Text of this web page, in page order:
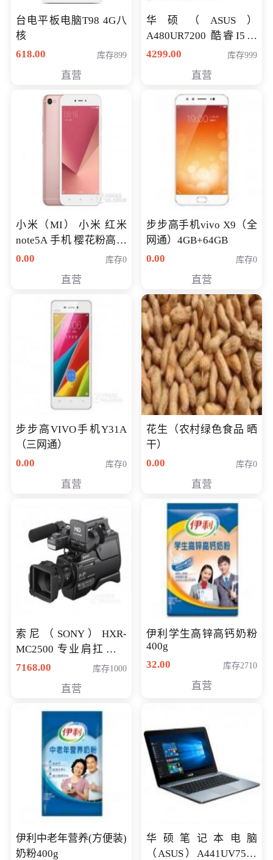
台电平板电脑T98 4G八
核
618.00
库存899
直营
华硕（ASUS）
A480UR7200 酷睿I5超
薄学生办公游戏独显笔
NV930-2G独
4299.00 库存999
直营
小米（MI） 小米 红米
note5A 手机 樱花粉高配
版 全网通(3G+32G)
0.00 库存0
直营
步步高手机vivo X9（全
网通）4GB+64GB
0.00
库存0
直营
步步高VIVO手机Y31A
（三网通）
0.00
库存0
直营
花生（农村绿色食品 晒
干）
0.00
库存0
直营
索尼（SONY）HXR-
MC2500 专业肩扛式存
储卡全高清摄录一体机
清入门级摄像机
7168.00 库存1000
直营
伊利学生高锌高钙奶粉
400g
32.00
库存2710
直营
伊利中老年营养(方便装)
奶粉400g
华硕笔记本电脑
（ASUS）A441UV7500